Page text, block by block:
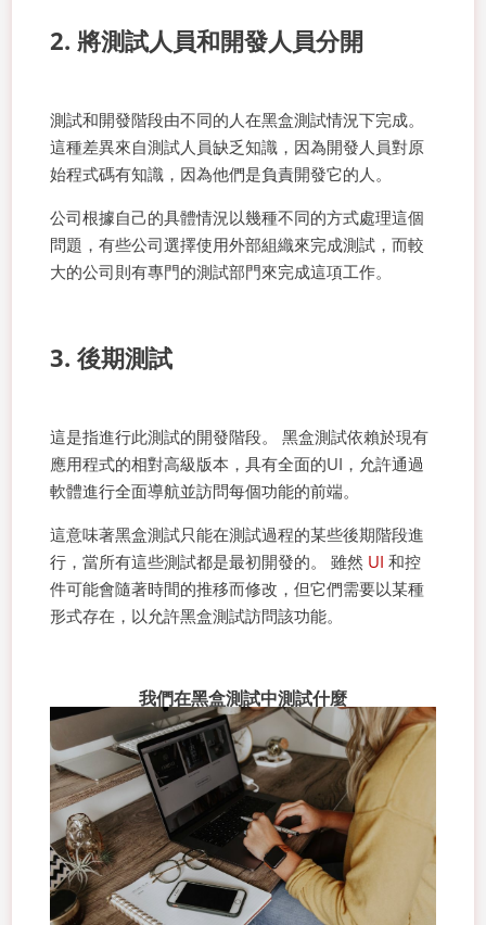
2. 將測試人員和開發人員分開
測試和開發階段由不同的人在黑盒測試情況下完成。
這種差異來自測試人員缺乏知識，因為開發人員對原
始程式碼有知識，因為他們是負責開發它的人。
公司根據自己的具體情況以幾種不同的方式處理這個
問題，有些公司選擇使用外部組織來完成測試，而較
大的公司則有專門的測試部門來完成這項工作。
3. 後期測試
這是指進行此測試的開發階段。 黑盒測試依賴於現有
應用程式的相對高級版本，具有全面的UI，允許通過
軟體進行全面導航並訪問每個功能的前端。
這意味著黑盒測試只能在測試過程的某些後期階段進
行，當所有這些測試都是最初開發的。 雖然 UI 和控
件可能會隨著時間的推移而修改，但它們需要以某種
形式存在，以允許黑盒測試訪問該功能。
我們在黑盒測試中測試什麼